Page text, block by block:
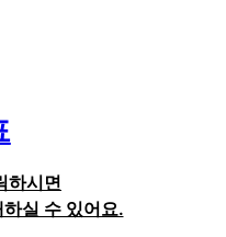
하시면
실 수 있어요.